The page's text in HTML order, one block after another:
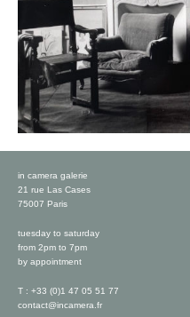
in camera galerie
21 rue Las Cases
75007 Paris
tuesday to saturday
from 2pm to 7pm
by appointment
T : +33 (0)1 47 05 51 77
contact@incamera.fr